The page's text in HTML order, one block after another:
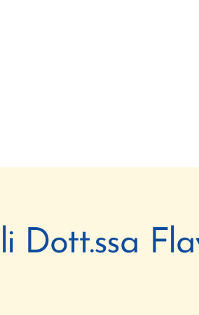
Dott.ssa